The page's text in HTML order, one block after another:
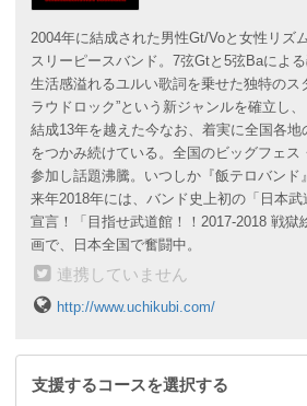
2004年に結成された男性Gt/Voと女性リズ
スリーピースバンド。7弦Gtと5弦Baによ
生活感溢れるユルい歌詞を乗せた独特のス
ラウドロック”という新ジャンルを確立し、
結成13年を越えた今なお、着実に全国各
をつかみ続けている。全国のビッグフェス
参加し話題沸騰。いつしか『飯テロバンド
来年2018年には、バンド史上初の「日本
宣言！「目指せ武道館！！2017-2018 戦獄
画で、日本全国で奮闘中。
連携していません
http://www.uchikubi.com/
支援するコースを選択する